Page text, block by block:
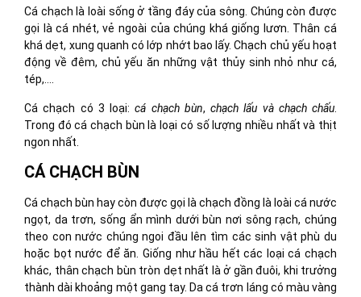
Cá chạch là loài sống ở tầng đáy của sông. Chúng còn được
gọi là cá nhét, vẻ ngoài của chúng khá giống lươn. Thân cá
khá dẹt, xung quanh có lớp nhớt bao lấy. Chạch chủ yếu hoạt
động về đêm, chủ yếu ăn những vật thủy sinh nhỏ như cá,
tép,….
Cá chạch có 3 loại:cá chạch bùn, chạch lấu và chạch chấu
Trong đó cá chạch bùn là loại có số lượng nhiều nhất và thịt
ngon nhất.
CÁ CHẠCH BÙN
Cá chạch bùn hay còn được gọi là chạch đồng là loài cá nước
ngọt, da trơn, sống ẩn mình dưới bùn nơi sông rạch, chúng
theo con nước chúng ngoi đầu lên tìm các sinh vật phù du
hoặc bọt nước để ăn. Giống như hầu hết các loại cá chạch
khác, thân chạch bùn tròn dẹt nhất là ở gần đuôi, khi trưởng
thành dài khoảng một gang tay. Da cá trơn láng có màu vàng